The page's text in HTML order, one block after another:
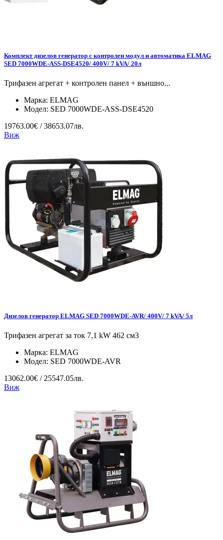
Комплект дизелов генератор с контролен модул и автоматика ELMAG
SED 7000WDE-ASS-DSE4520/ 400V/ 7 kVA/ 20л
Трифазен агрегат + контролен панел + външно...
Марка: ELMAG
Модел: SED 7000WDE-ASS-DSE4520
19763.00€ / 38653.07лв.
Виж
Дизелов генератор ELMAG SED 7000WDE-AVR/ 400V/ 7 kVA/ 5л
Трифазен агрегат за ток 7,1 kW 462 см3
Марка: ELMAG
Модел: SED 7000WDE-AVR
13062.00€ / 25547.05лв.
Виж